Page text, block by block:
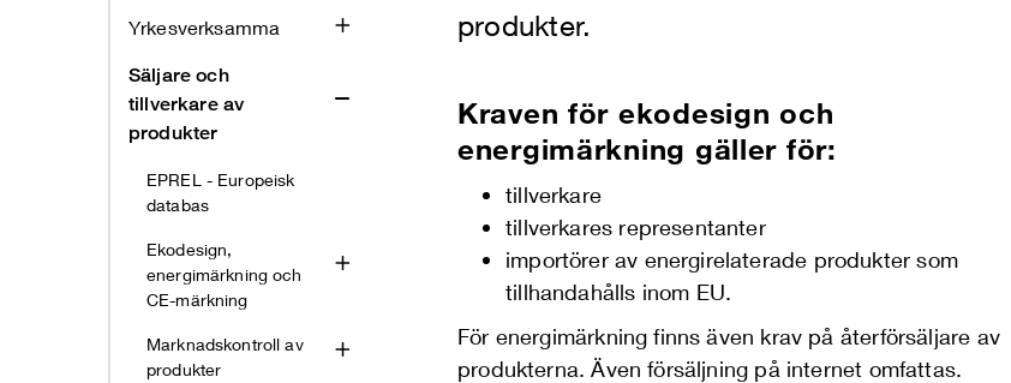
Yrkesverksamma
Säljare och
tillverkare av
produkter
EPREL - Europeisk
databas
Ekodesign,
energimärkning och
CE-märkning
Marknadskontroll av
produkter
produkter.
Kraven för ekodesign och
energimärkning gäller för:
tillverkare
tillverkares representanter
importörer av energirelaterade produkter som
tillhandahålls inom EU.
För energimärkning finns även krav på återförsäljare av
produkterna. Även försäljning på internet omfattas.